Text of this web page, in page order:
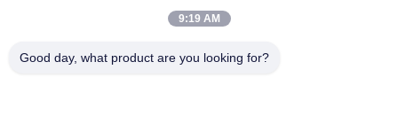
Πάρτε την καλύτερη
Πάρτε την καλύτερη
9:19 AM
Good day, what product are you looking for?